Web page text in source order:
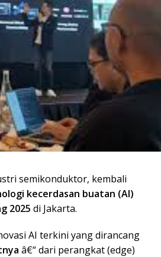
semikonduktor, kembali
kecerdasan buatan (AI)
2025 di Jakarta.
AI terkini yang dirancang
â€“ dari perangkat (edge)